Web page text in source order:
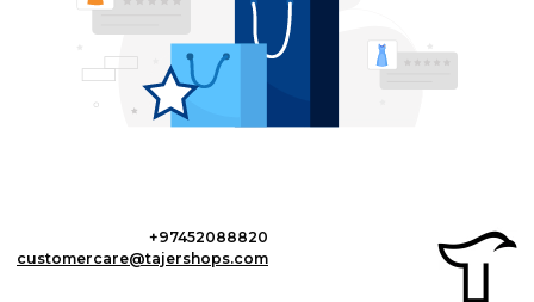
+97452088820
customercare@tajershops.com